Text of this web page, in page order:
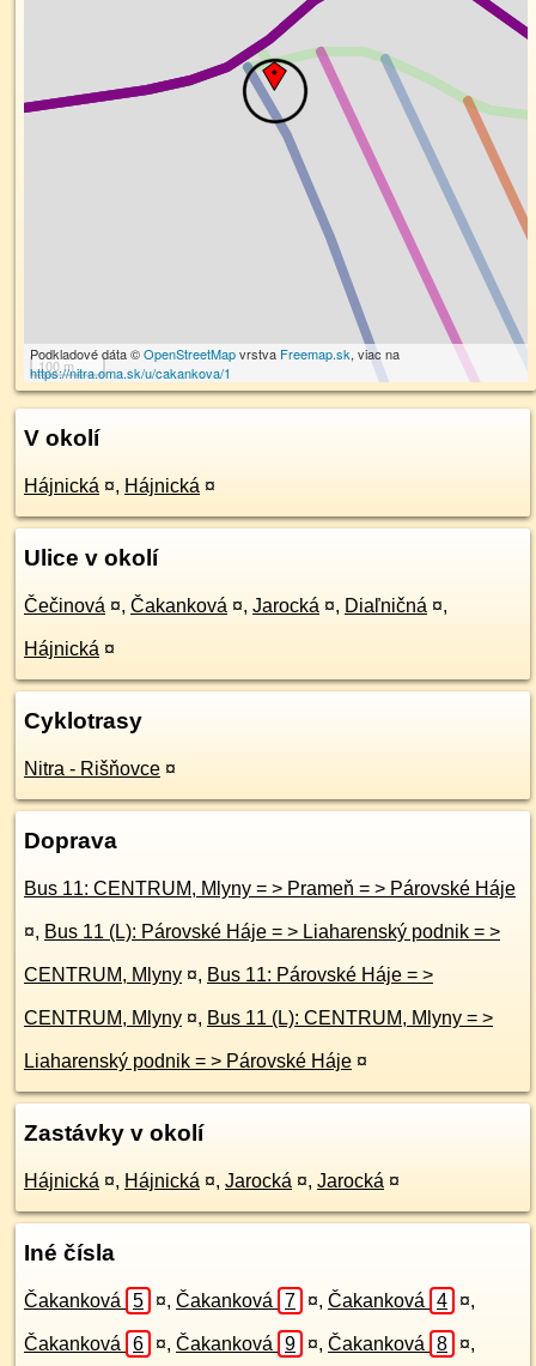
100 m
Podkladové dáta ©OpenStreetMapvrstva Freemap.sk, viac na
https://nitra.oma.sk/u/cakankova/1
V okolí
Hájnická ¤, Hájnická ¤
Ulice v okolí
Čečinová ¤, Čakanková ¤, Jarocká ¤, Diaľničná ¤,
Hájnická ¤
Cyklotrasy
Nitra - Rišňovce ¤
Doprava
Bus 11: CENTRUM, Mlyny = > Prameň = > Párovské Háje
¤, Bus 11 (L): Párovské Háje = > Liaharenský podnik = >
CENTRUM, Mlyny ¤, Bus 11: Párovské Háje = >
CENTRUM, Mlyny ¤, Bus 11 (L): CENTRUM, Mlyny = >
Liaharenský podnik = > Párovské Háje ¤
Zastávky v okolí
Hájnická ¤, Hájnická ¤, Jarocká ¤, Jarocká ¤
Iné čísla
Čakanková 5 ¤, Čakanková 7 ¤, Čakanková 4 ¤,
Čakanková 6 ¤, Čakanková 9 ¤, Čakanková 8 ¤,